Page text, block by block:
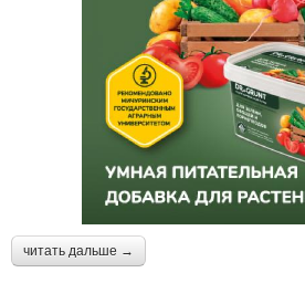
читать дальше →